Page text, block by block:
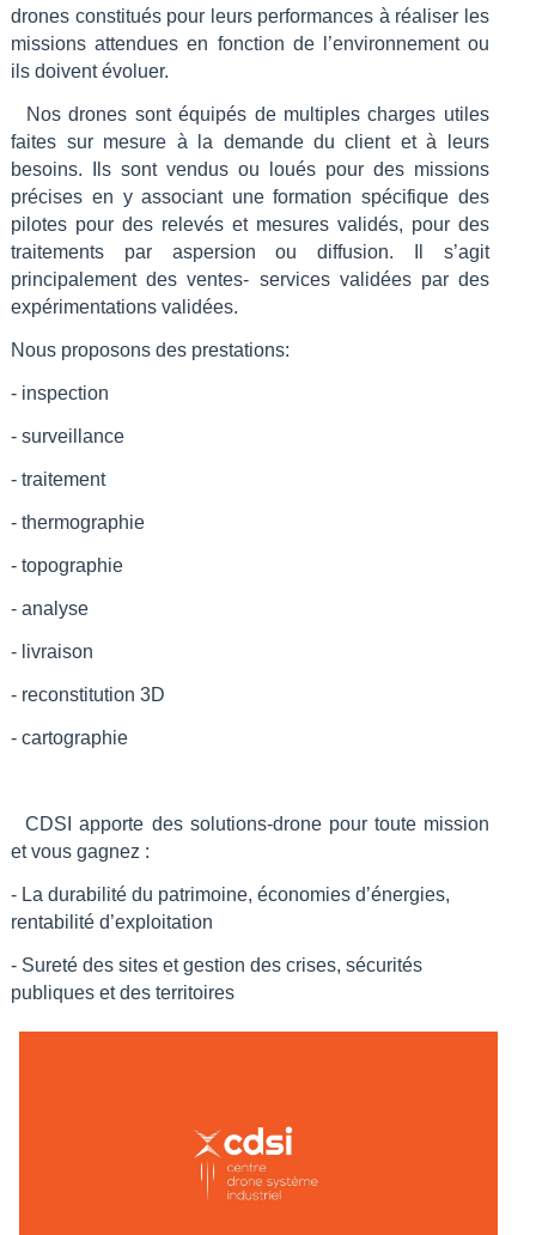
drones constitués pour leurs performances à réaliser les
missions attendues en fonction de l’environnement ou
ils doivent évoluer.
Nos drones sont équipés de multiples charges utiles
faites sur mesure à la demande du client et à leurs
besoins. Ils sont vendus ou loués pour des missions
précises en y associant une formation spécifique des
pilotes pour des relevés et mesures validés, pour des
traitements par aspersion ou diffusion. Il s’agit
principalement des ventes- services validées par des
expérimentations validées.
Nous proposons des prestations:
- inspection
- surveillance
- traitement
- thermographie
- topographie
- analyse
- livraison
- reconstitution 3D
- cartographie
CDSI apporte des solutions-drone pour toute mission
et vous gagnez :
- La durabilité du patrimoine, économies d’énergies,
rentabilité d’exploitation
- Sureté des sites et gestion des crises, sécurités
publiques et des territoires